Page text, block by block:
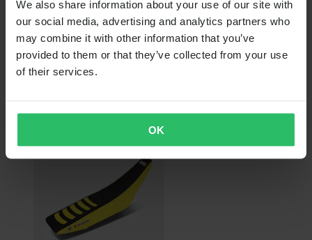
We also share information about your use of our site with
our social media, advertising and analytics partners who
may combine it with other information that you’ve
provided to them or that they’ve collected from your use
of their services.
OK
€ 19,99